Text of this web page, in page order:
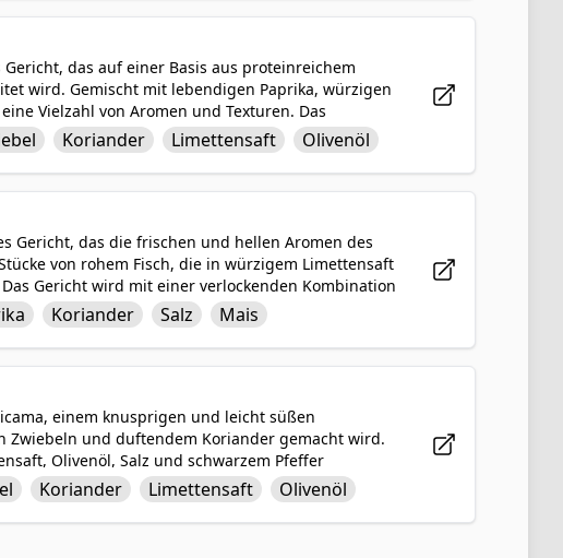
das auf einer Basis aus proteinreichem
wird. Gemischt mit lebendigen Paprika, würzigen
Vielzahl von Aromen und Texturen. Das
Olivenöl und duftendem Kreuzkümmel,
seiner Kombination aus gesunden Zutaten und
und schmackhafte Option für ein leichtes
Koriander Limettensaft
Olivenöl
Gericht, das die frischen und hellen Aromen des
von rohem Fisch, die in würzigem Limettensaft
Gericht wird mit einer verlockenden Kombination
duftendem Koriander und einer Prise Salz
knusprigen Maiskörnern bietet peruanisches
es zu einem erfrischenden und befriedigenden
wird.
Koriander Salz
Mais
einem knusprigen und leicht süßen
Zwiebeln und duftendem Koriander gemacht wird.
Olivenöl, Salz und schwarzem Pfeffer
verleiht. Dieses bunte und erfrischende Gericht
gesundes Beilagen zu jeder Mahlzeit. Es bietet
die Ihre Geschmacksnerven mehr wollen
Koriander Limettensaft
Olivenöl